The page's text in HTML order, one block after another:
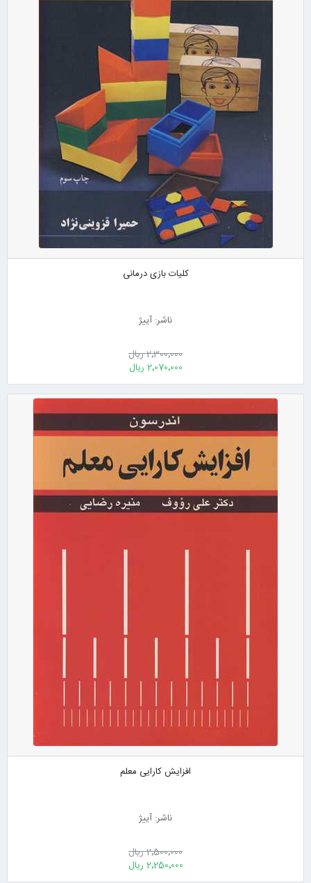
کلیات بازی درمانی
ناشر: آییژ
2٬300٬000 ریال
2٬070٬000 ریال
افزایش کارایی معلم
ناشر: آییژ
2٬500٬000 ریال
2٬250٬000 ریال